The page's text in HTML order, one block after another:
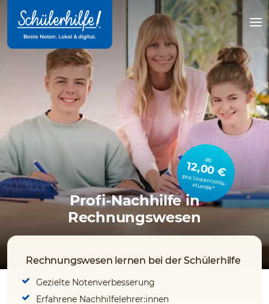
Hauptinhalt
ab
12,00 €
pro Unterrichts­stunde*
Profi-Nachhilfe in
Rechnungswesen
Rechnungswesen lernen bei der Schülerhilfe
Gezielte Notenverbesserung
Erfahrene Nachhilfelehrer:innen